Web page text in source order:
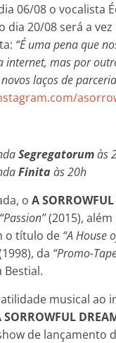
06/08 o vocalista
dia 20/08 será a
“É uma pena que
internet, mas por
laços de
Segregatorumàs
Finitaàs 20h
o A
“Passion”(2015),
o título de “A House
da “Promo-
Bestial.
musical ao
SORROWFUL
de lançamento